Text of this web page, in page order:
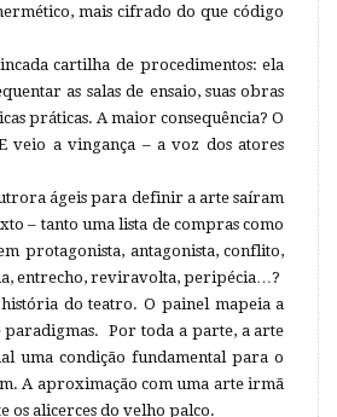
mais cifrado do que código
cartilha de procedimentos: ela
as salas de ensaio, suas obras
práticas. A maior consequência? O
veio a vingança – a voz dos atores
ágeis para definir a arte saíram
– tanto uma lista de compras como
protagonista, antagonista, conflito,
entrecho, reviravolta, peripécia…?
do teatro. O painel mapeia a
Por toda a parte, a arte
uma condição fundamental para o
A aproximação com uma arte irmã
os alicerces do velho palco.